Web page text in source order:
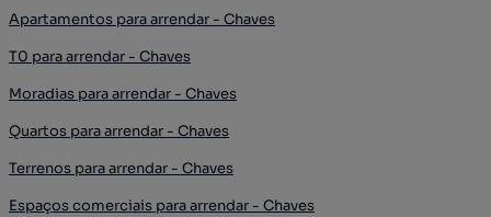
Apartamentos para arrendar - Chaves
T0 para arrendar - Chaves
Moradias para arrendar - Chaves
Quartos para arrendar - Chaves
Terrenos para arrendar - Chaves
Espaços comerciais para arrendar - Chaves